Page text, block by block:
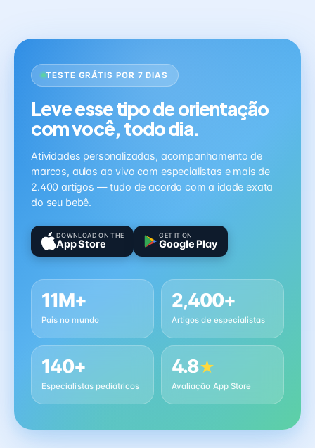
TESTE GRÁTIS POR 7 DIAS
Leve esse tipo de orientação
com você, todo dia.
Atividades personalizadas, acompanhamento de
marcos, aulas ao vivo com especialistas e mais de
2.400 artigos — tudo de acordo com a idade exata
do seu bebê.
DOWNLOAD ON THE
App Store
GET IT ON
Google Play
11M+
Pais no mundo
2,400+
Artigos de especialistas
140+
Especialistas pediátricos
4.8★
Avaliação App Store